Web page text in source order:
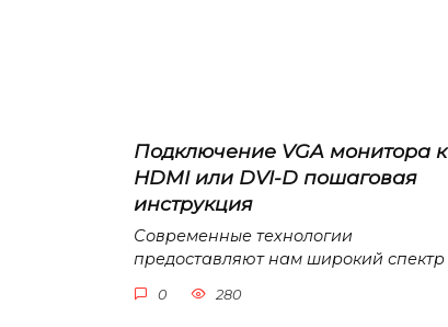
Подключение VGA монитора к
HDMI или DVI-D пошаговая
инструкция
Современные технологии
предоставляют нам широкий спектр
0 280